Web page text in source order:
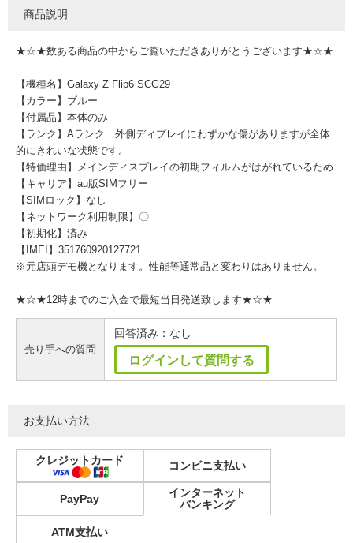
商品説明
★☆★数ある商品の中からご覧いただきありがとうございます★☆★
【機種名】Galaxy Z Flip6 SCG29
【カラー】ブルー
【付属品】本体のみ
【ランク】Aランク 外側ディプレイにわずかな傷がありますが全体
的にきれいな状態です。
【特価理由】メインディスプレイの初期フィルムがはがれているため
【キャリア】au版SIMフリー
【SIMロック】なし
【ネットワーク利用制限】〇
【初期化】済み
【IMEI】351760920127721
※元店頭デモ機となります。性能等通常品と変わりはありません。
★☆★12時までのご入金で最短当日発送致します★☆★
売り手への質問
回答済み：なし
ログインして質問する
お支払い方法
クレジットカード コンビニ支払い
PayPay
インターネット
バンキング
ATM支払い